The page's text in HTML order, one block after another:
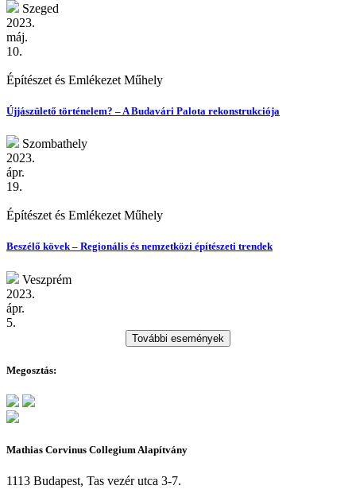
Szeged
2023.
máj.
10.
Építészet és Emlékezet Műhely
Újjászülető történelem? – A Budavári Palota rekonstrukciója
Szombathely
2023.
ápr.
19.
Építészet és Emlékezet Műhely
Beszélő kövek – Regionális és nemzetközi építészeti trendek
Veszprém
2023.
ápr.
5.
További események
Megosztás:
Mathias Corvinus Collegium Alapítvány
1113 Budapest, Tas vezér utca 3-7.